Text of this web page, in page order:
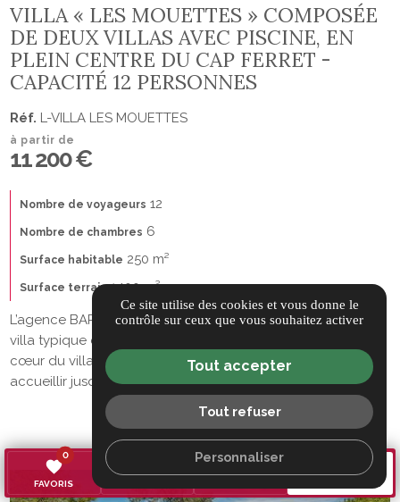
VILLA « LES MOUETTES » COMPOSÉE
DE DEUX VILLAS AVEC PISCINE, EN
PLEIN CENTRE DU CAP FERRET -
CAPACITÉ 12 PERSONNES
Réf. L-VILLA LES MOUETTES
à partir de
11 200 €
Nombre de voyageurs 12
Nombre de chambres 6
Surface habitable 250 m²
Surface terrain 1400 m²
L’agence BARNES Cap Ferret vous présente cette superbe
villa typique du Cap Ferret, en bois, idéalement située au
cœur du village. Avec une superficie de 250 m², elle peut
accueillir jusqu'à 12 personnes.
EN SAVOIR PLUS
favorite
0
FAVORIS
search
CONTACT/ACCÈS
Ce site utilise des cookies et vous donne le
contrôle sur ceux que vous souhaitez activer
Tout accepter
Tout refuser
Personnaliser